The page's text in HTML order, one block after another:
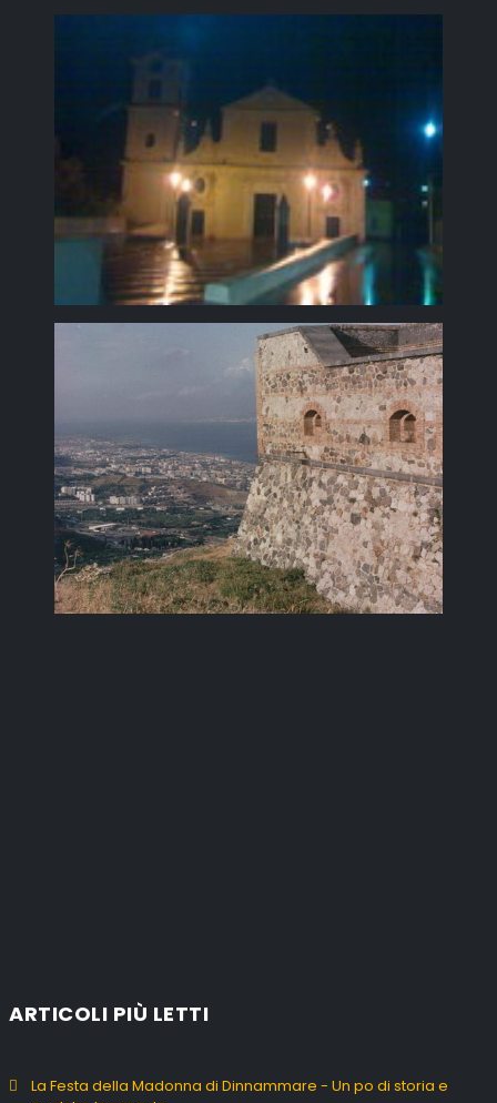
ARTICOLI PIÙ LETTI
La Festa della Madonna di Dinnammare - Un po di storia e